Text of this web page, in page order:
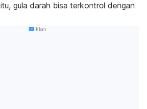
gula darah bisa terkontrol dengan
Iklan